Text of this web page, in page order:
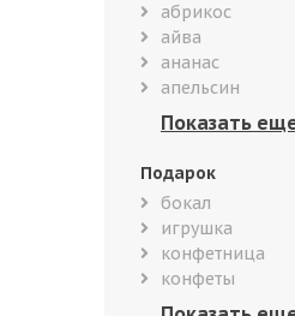
абрикос
айва
ананас
апельсин
Подарок
бокал
игрушка
конфетница
конфеты